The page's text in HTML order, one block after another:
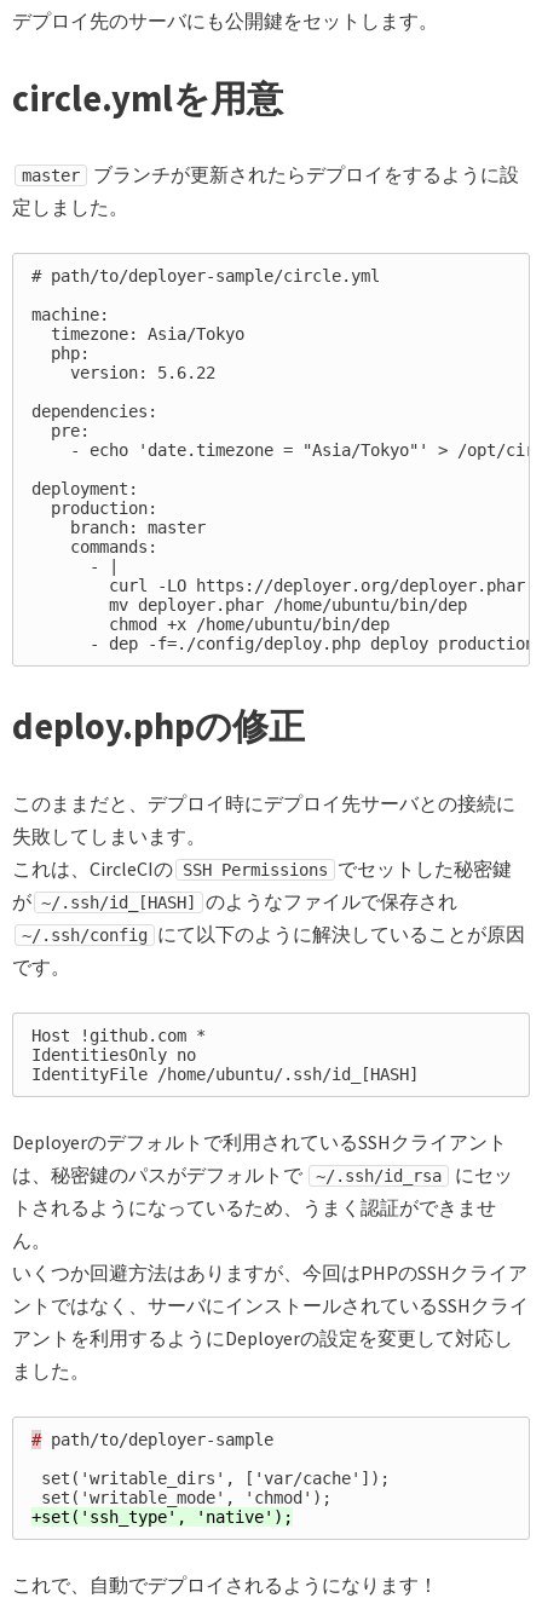
デプロイ先のサーバにも公開鍵をセットします。
circle.ymlを用意
master
ブランチが更新されたらデプロイをするように設
定しました。
# path/to/deployer-sample/circle.yml
machine:
  timezone: Asia/Tokyo
  php:
    version: 5.6.22
dependencies:
  pre:
- echo 'date.timezone = "Asia/Tokyo"' > /opt/
deployment:
  production:
    branch: master
    commands:
      - |
        curl -LO https://deployer.org/deployer.phar
        mv deployer.phar /home/ubuntu/bin/dep
        chmod +x /home/ubuntu/bin/dep
deploy.phpの修正
このままだと、デプロイ時にデプロイ先サーバとの接続に
失敗してしまいます。
これは、CircleCIの SSH Permissions
でセットした秘密鍵
が ~/.ssh/id_[HASH] のようなファイルで保存され
~/.ssh/config にて以下のように解決していることが原因
です。
Host !github.com *
IdentitiesOnly no
Deployerのデフォルトで利用されているSSHクライアント
は、秘密鍵のパスがデフォルトで
~/.ssh/id_rsa
にセッ
トされるようになっているため、うまく認証ができませ
ん。
いくつか回避方法はありますが、今回はPHPのSSHクライア
ントではなく、サーバにインストールされているSSHクライ
アントを利用するようにDeployerの設定を変更して対応し
ました。
# path/to/deployer-sample
set('writable_dirs', ['var/cache']);
これで、自動でデプロイされるようになります！